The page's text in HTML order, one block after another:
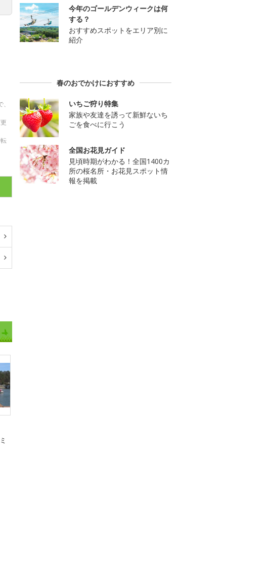
今年のゴールデンウィークは何
する？
おすすめスポットをエリア別に
紹介
春のおでかけにおすすめ
いちご狩り特集
家族や友達を誘って新鮮ないち
ごを食べに行こう
全国お花見ガイド
見頃時期がわかる！全国1400カ
所の桜名所・お花見スポット情
報を掲載